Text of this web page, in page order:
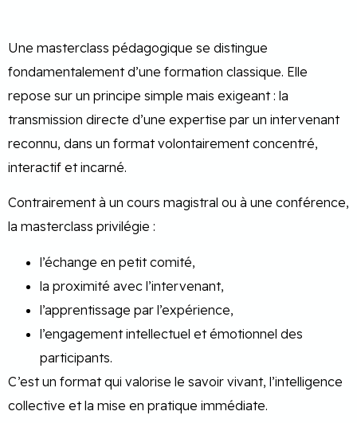
Une masterclass pédagogique se distingue
fondamentalement d’une formation classique. Elle
repose sur un principe simple mais exigeant : la
transmission directe d’une expertise par un intervenant
reconnu, dans un format volontairement concentré,
interactif et incarné.
Contrairement à un cours magistral ou à une conférence,
la masterclass privilégie :
l’échange en petit comité,
la proximité avec l’intervenant,
l’apprentissage par l’expérience,
l’engagement intellectuel et émotionnel des
participants.
C’est un format qui valorise le savoir vivant, l’intelligence
collective et la mise en pratique immédiate.